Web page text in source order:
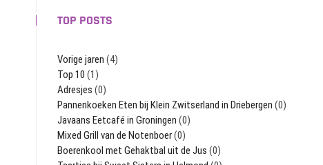
TOP POSTS
Vorige jaren (4)
Top 10 (1)
Adresjes (0)
Pannenkoeken Eten bij Klein Zwitserland in Driebergen (0)
Javaans Eetcafé in Groningen (0)
Mixed Grill van de Notenboer(0)
Boerenkool met Gehaktbal uit de Jus (0)